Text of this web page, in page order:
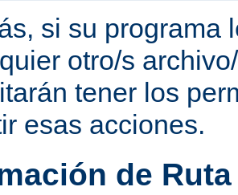
si su programa
otro/s
tener los
esas acciones.
de